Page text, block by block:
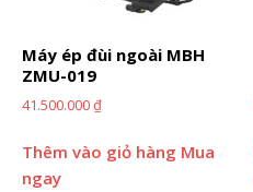
Máy ép đùi ngoài MBH
ZMU-019
41.500.000₫
Thêm vào giỏ hàng Mua
ngay